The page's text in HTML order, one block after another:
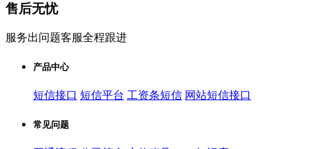
售后无忧
服务出问题客服全程跟进
产品中心
短信接口 短信平台 工资条短信 网站短信接口
常见问题